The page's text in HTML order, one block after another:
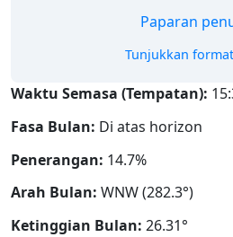
Paparan
Tunjukkan
Waktu Semasa (Tempatan):
Fasa Bulan: Di atas horizon
Penerangan: 14.7%
Arah Bulan: WNW (282.3°)
Ketinggian Bulan: 26.31°